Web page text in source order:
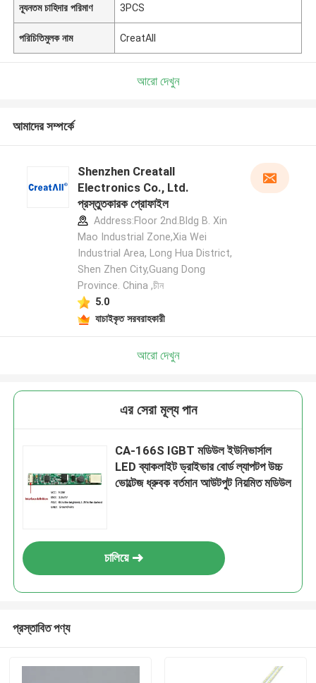
একটি বার্তা রেখে যান
আমরা শীঘ্রই আপনাকে আবার কল করব!
ন্যূনতম চাহিদার পরিমাণ 3PCS
পরিচিতিমুলক নাম CreatAll
আরো দেখুন
আমাদের সম্পর্কে
Shenzhen Creatall
Electronics Co., Ltd.
প্রস্তুতকারক প্রোফাইল
Address:Floor 2nd.Bldg B. Xin
Mao Industrial Zone,Xia Wei
Industrial Area, Long Hua District,
Shen Zhen City,Guang Dong
Province. China ,চীন
5.0
যাচাইকৃত সরবরাহকারী
আরো দেখুন
এর সেরা মূল্য পান
CA-166S IGBT মডিউল ইউনিভার্সাল
LED ব্যাকলাইট ড্রাইভার বোর্ড ল্যাপটপ উচ্চ
ভোল্টেজ ধ্রুবক বর্তমান আউটপুট নিয়মিত মডিউল
চালিয়ে
প্রস্তাবিত পণ্য